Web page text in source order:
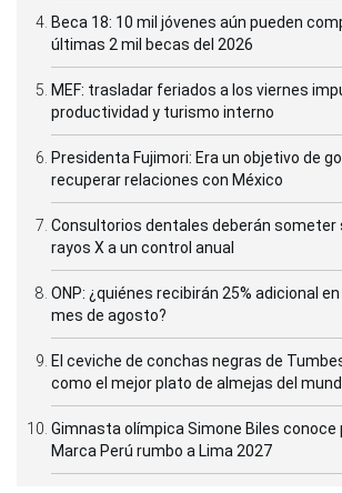
Beca 18: 10 mil jóvenes aún pueden
últimas 2 mil becas del 2026
MEF: trasladar feriados a los viernes
productividad y turismo interno
Presidenta Fujimori: Era un objetivo de
recuperar relaciones con México
Consultorios dentales deberán someter
rayos X a un control anual
ONP: ¿quiénes recibirán 25% adicional
mes de agosto?
El ceviche de conchas negras de
como el mejor plato de almejas del
Gimnasta olímpica Simone Biles conoce
Marca Perú rumbo a Lima 2027